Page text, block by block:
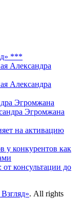
***
Александра
Александра
Эгромжана
Эгромжана
на активацию
у конкурентов как
консультации до
. All rights